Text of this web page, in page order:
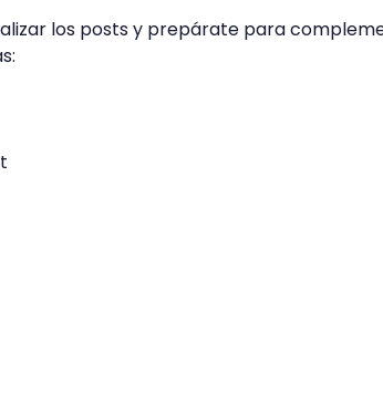
los posts y prepárate para